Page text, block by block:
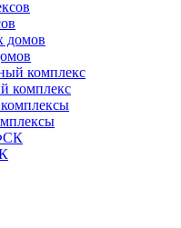
комплекс